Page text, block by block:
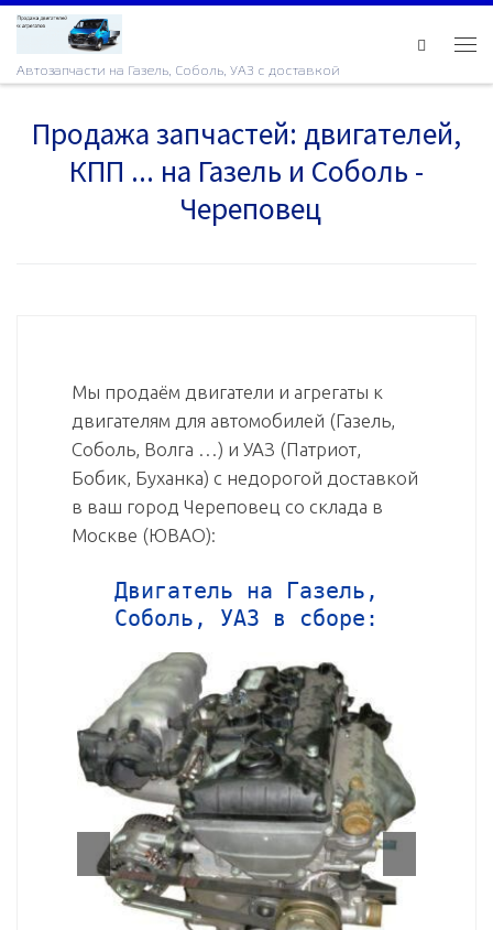
Skip to content
Автозапчасти на Газель, Соболь, УАЗ с доставкой
Продажа запчастей: двигателей,
КПП ... на Газель и Соболь -
Череповец
Мы продаём двигатели и агрегаты к
двигателям для автомобилей (Газель,
Соболь, Волга …) и УАЗ (Патриот,
Бобик, Буханка) с недорогой доставкой
в ваш город Череповец со склада в
Москве (ЮВАО):
Двигатель на Газель,
Соболь, УАЗ в сборе: